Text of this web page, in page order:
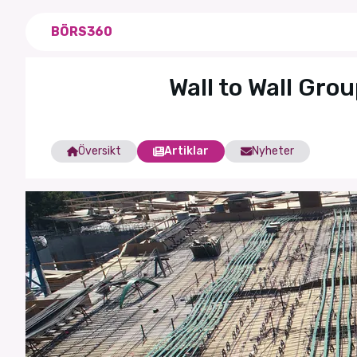
BÖRS360
Wall to Wall
Översikt Artiklar Nyheter